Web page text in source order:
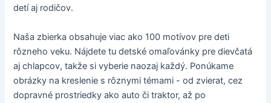
detí aj rodičov.
Naša zbierka obsahuje viac ako 100 motívov pre deti
rôzneho veku. Nájdete tu detské omaľovánky pre dievčatá
aj chlapcov, takže si vyberie naozaj každý. Ponúkame
obrázky na kreslenie s rôznymi témami - od zvierat, cez
dopravné prostriedky ako auto či traktor, až po